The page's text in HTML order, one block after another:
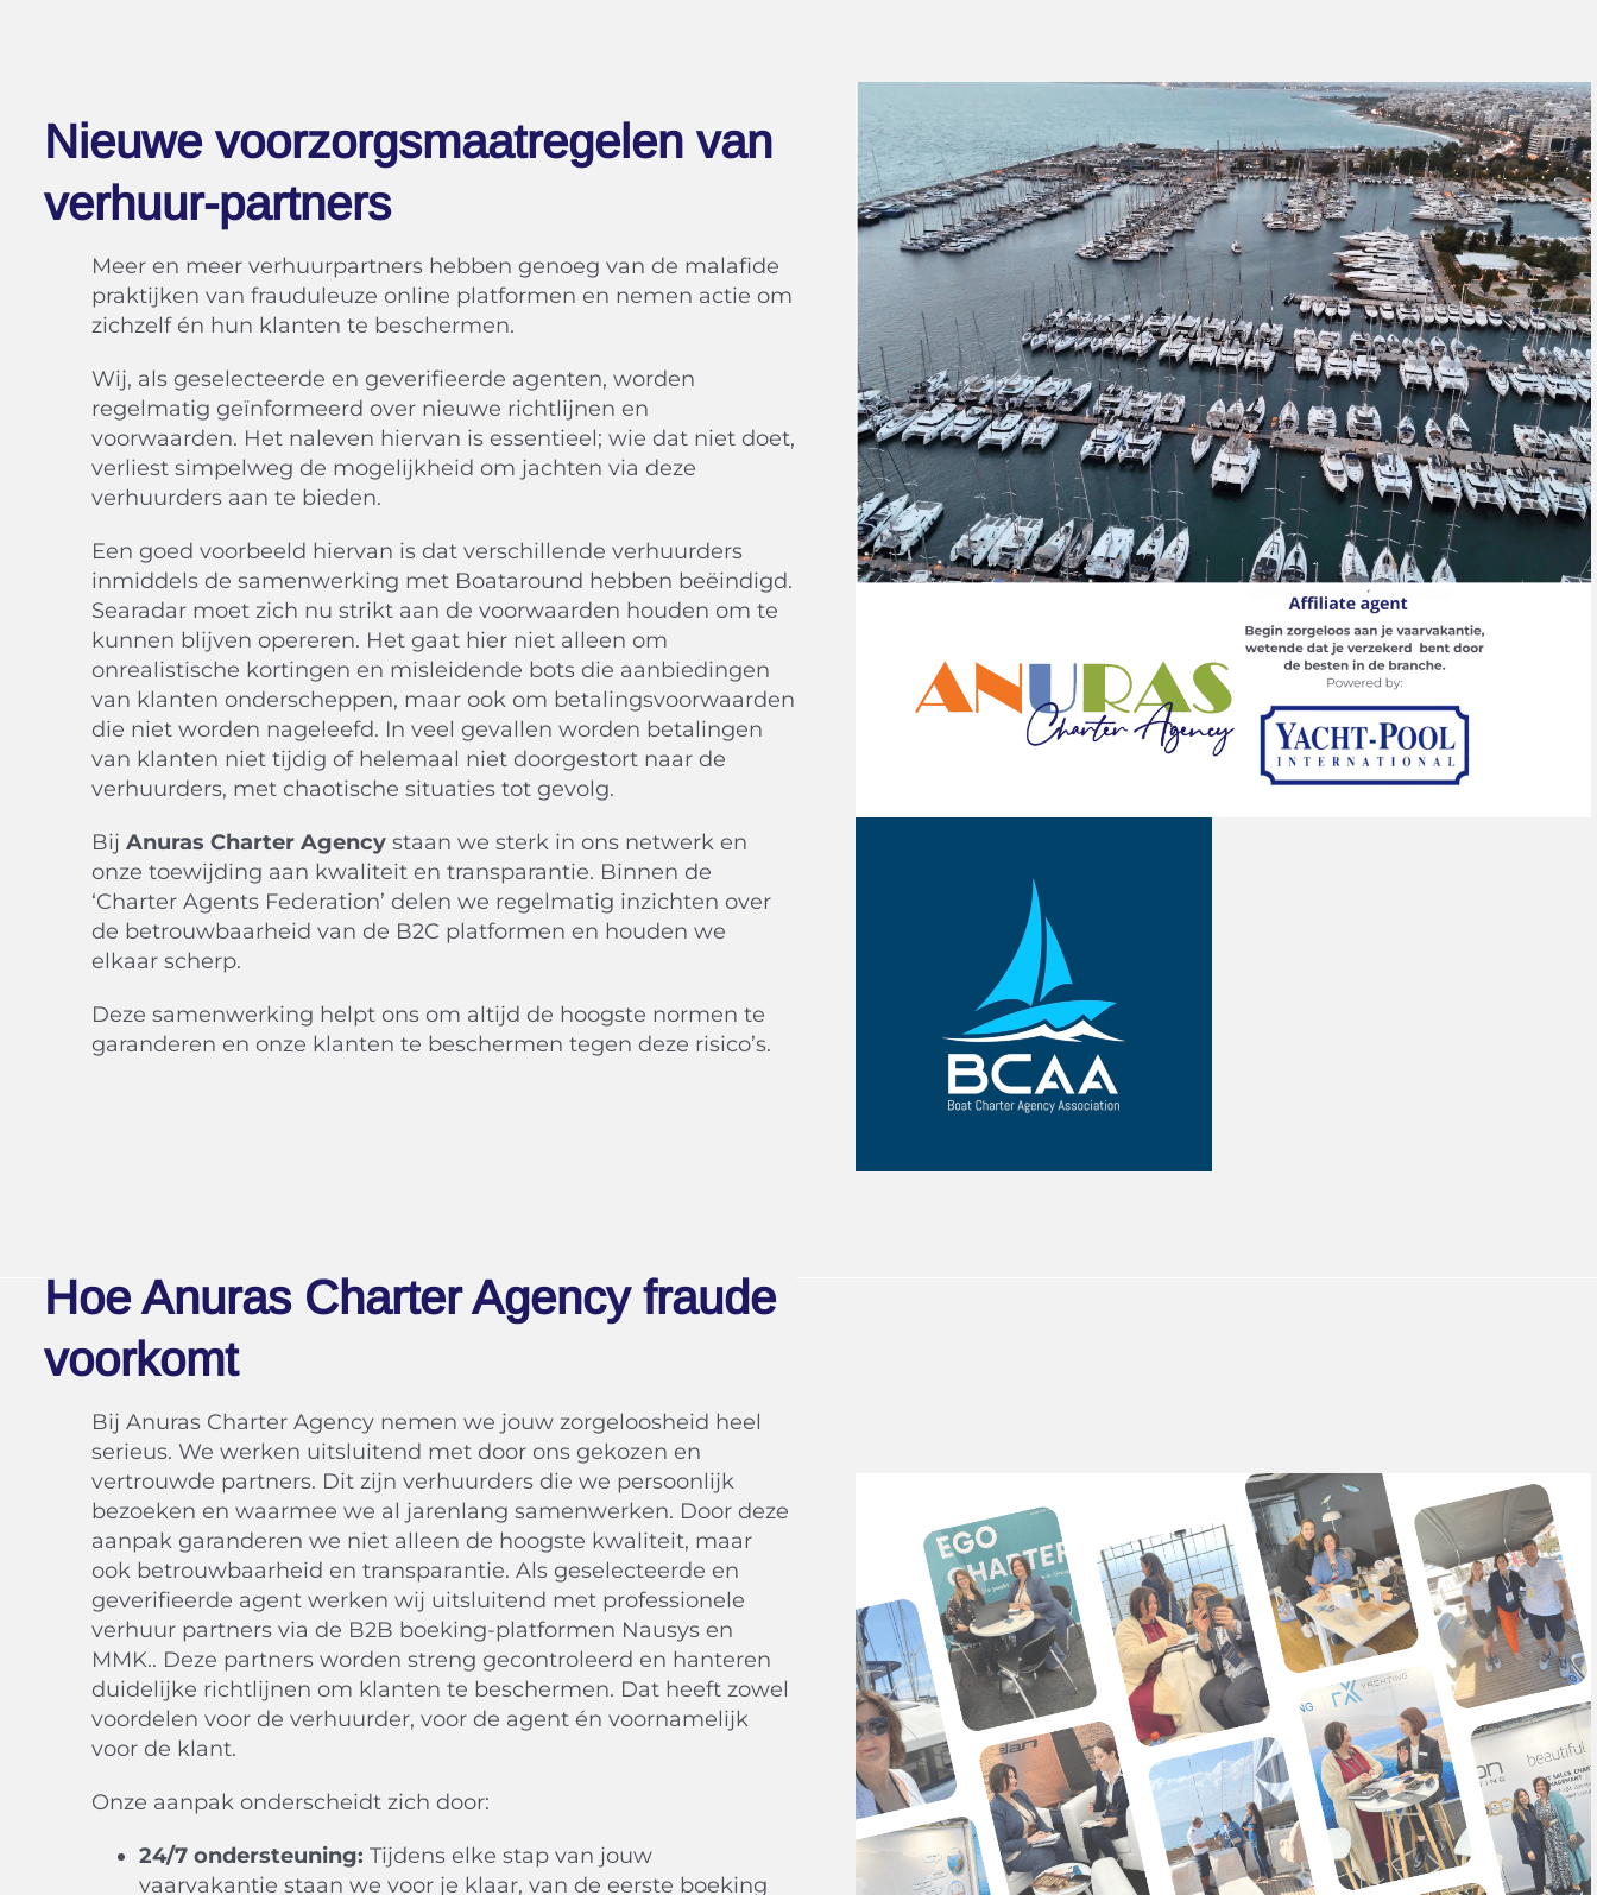
Nieuwe voorzorgsmaatregelen van
verhuur-partners
Meer en meer verhuurpartners hebben genoeg van de malafide
praktijken van frauduleuze online platformen en nemen actie om
zichzelf én hun klanten te beschermen.
Wij, als geselecteerde en geverifieerde agenten, worden
regelmatig geïnformeerd over nieuwe richtlijnen en
voorwaarden. Het naleven hiervan is essentieel; wie dat niet doet,
verliest simpelweg de mogelijkheid om jachten via deze
verhuurders aan te bieden.
Een goed voorbeeld hiervan is dat verschillende verhuurders
inmiddels de samenwerking met Boataround hebben beëindigd.
Searadar moet zich nu strikt aan de voorwaarden houden om te
kunnen blijven opereren. Het gaat hier niet alleen om
onrealistische kortingen en misleidende bots die aanbiedingen
van klanten onderscheppen, maar ook om betalingsvoorwaarden
die niet worden nageleefd. In veel gevallen worden betalingen
van klanten niet tijdig of helemaal niet doorgestort naar de
verhuurders, met chaotische situaties tot gevolg.
Bij Anuras Charter Agencystaan we sterk in ons netwerk en
onze toewijding aan kwaliteit en transparantie. Binnen de
‘Charter Agents Federation’ delen we regelmatig inzichten over
de betrouwbaarheid van de B2C platformen en houden we
elkaar scherp.
Deze samenwerking helpt ons om altijd de hoogste normen te
garanderen en onze klanten te beschermen tegen deze risico’s.
Hoe Anuras Charter Agency fraude
voorkomt
Bij Anuras Charter Agency nemen we jouw zorgeloosheid heel
serieus. We werken uitsluitend met door ons gekozen en
vertrouwde partners. Dit zijn verhuurders die we persoonlijk
bezoeken en waarmee we al jarenlang samenwerken. Door deze
aanpak garanderen we niet alleen de hoogste kwaliteit, maar
ook betrouwbaarheid en transparantie. Als geselecteerde en
geverifieerde agent werken wij uitsluitend met professionele
verhuur partners via de B2B boeking-platformen Nausys en
MMK.. Deze partners worden streng gecontroleerd en hanteren
duidelijke richtlijnen om klanten te beschermen. Dat heeft zowel
voordelen voor de verhuurder, voor de agent én voornamelijk
voor de klant.
Onze aanpak onderscheidt zich door:
24/7 ondersteuning: Tijdens elke stap van jouw
vaarvakantie staan we voor je klaar, van de eerste boeking